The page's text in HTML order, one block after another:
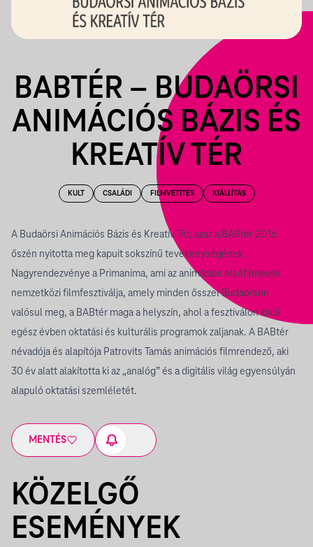
BABTÉR – BUDAÖRSI
ANIMÁCIÓS BÁZIS ÉS
KREATÍV TÉR
KULT CSALÁDI FILMVETÍTÉS KIÁLLÍTÁS
A Budaörsi Animációs Bázis és Kreatív Tér, azaz a BABtér 2016
őszén nyitotta meg kapuit sokszínű tevékenységének.
Nagyrendezvénye a Primanima, ami az animációs elsőfilmesek
nemzetközi filmfesztiválja, amely minden ősszel Budaörsön
valósul meg, a BABtér maga a helyszín, ahol a fesztiválon kívül
egész évben oktatási és kulturális programok zaljanak. A BABtér
névadója és alapítója Patrovits Tamás animációs filmrendező, aki
30 év alatt alakította ki az „analóg” és a digitális világ egyensúlyán
alapuló oktatási szemléletét.
MENTÉS
KÖZELGŐ
ESEMÉNYEK